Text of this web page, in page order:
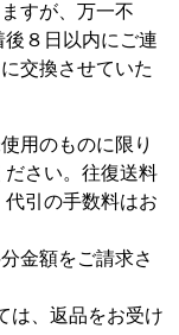
すが、万一不
８日以内にご連
交換させていた
用のものに限り
さい。往復送料
引の手数料はお
金額をご請求さ
は、返品をお受け